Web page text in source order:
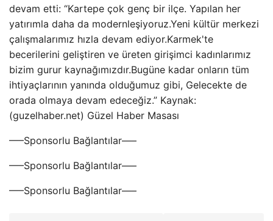
devam etti: “Kartepe çok genç bir ilçe. Yapılan her
yatırımla daha da modernleşiyoruz.Yeni kültür merkezi
çalışmalarımız hızla devam ediyor.Karmek'te
becerilerini geliştiren ve üreten girişimci kadınlarımız
bizim gurur kaynağımızdır.Bugüne kadar onların tüm
ihtiyaçlarının yanında olduğumuz gibi, Gelecekte de
orada olmaya devam edeceğiz.” Kaynak:
(guzelhaber.net) Güzel Haber Masası
—–Sponsorlu Bağlantılar—–
—–Sponsorlu Bağlantılar—–
—–Sponsorlu Bağlantılar—–